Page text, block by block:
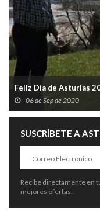
Feliz Día de Asturias
06 de Sep de 2020
SUSCRÍBETE A
Recibe directamente en
mejores ofertas.